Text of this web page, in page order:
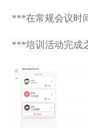
***在常规会议时
***培训活动完成